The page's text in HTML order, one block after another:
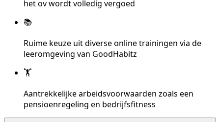
het ov wordt volledig vergoed
📚
Ruime keuze uit diverse online trainingen via de
leeromgeving van GoodHabitz
🏋️
Aantrekkelijke arbeidsvoorwaarden zoals een
pensioenregeling en bedrijfsfitness